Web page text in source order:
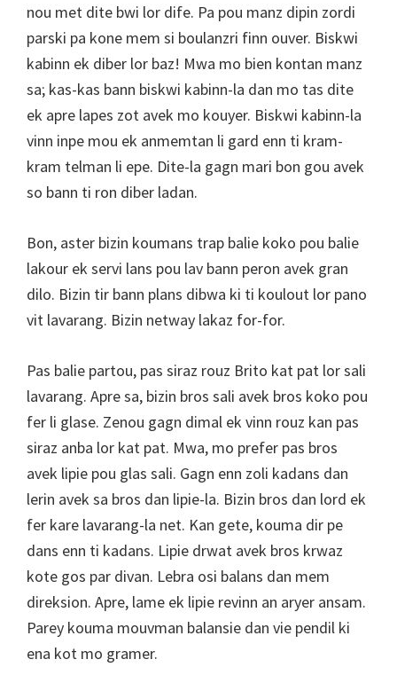
nou met dite bwi lor dife. Pa pou manz dipin zordi
parski pa kone mem si boulanzri finn ouver. Biskwi
kabinn ek diber lor baz! Mwa mo bien kontan manz
sa; kas-kas bann biskwi kabinn-la dan mo tas dite
ek apre lapes zot avek mo kouyer. Biskwi kabinn-la
vinn inpe mou ek anmemtan li gard enn ti kram-
kram telman li epe. Dite-la gagn mari bon gou avek
so bann ti ron diber ladan.
Bon, aster bizin koumans trap balie koko pou balie
lakour ek servi lans pou lav bann peron avek gran
dilo. Bizin tir bann plans dibwa ki ti koulout lor pano
vit lavarang. Bizin netway lakaz for-for.
Pas balie partou, pas siraz rouz Brito kat pat lor sali
lavarang. Apre sa, bizin bros sali avek bros koko pou
fer li glase. Zenou gagn dimal ek vinn rouz kan pas
siraz anba lor kat pat. Mwa, mo prefer pas bros
avek lipie pou glas sali. Gagn enn zoli kadans dan
lerin avek sa bros dan lipie-la. Bizin bros dan lord ek
fer kare lavarang-la net. Kan gete, kouma dir pe
dans enn ti kadans. Lipie drwat avek bros krwaz
kote gos par divan. Lebra osi balans dan mem
direksion. Apre, lame ek lipie revinn an aryer ansam.
Parey kouma mouvman balansie dan vie pendil ki
ena kot mo gramer.